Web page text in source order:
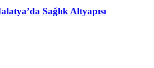
Sağlık Altyapısı